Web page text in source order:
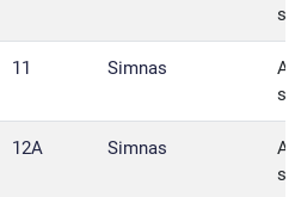
11 Simnas
12A Simnas